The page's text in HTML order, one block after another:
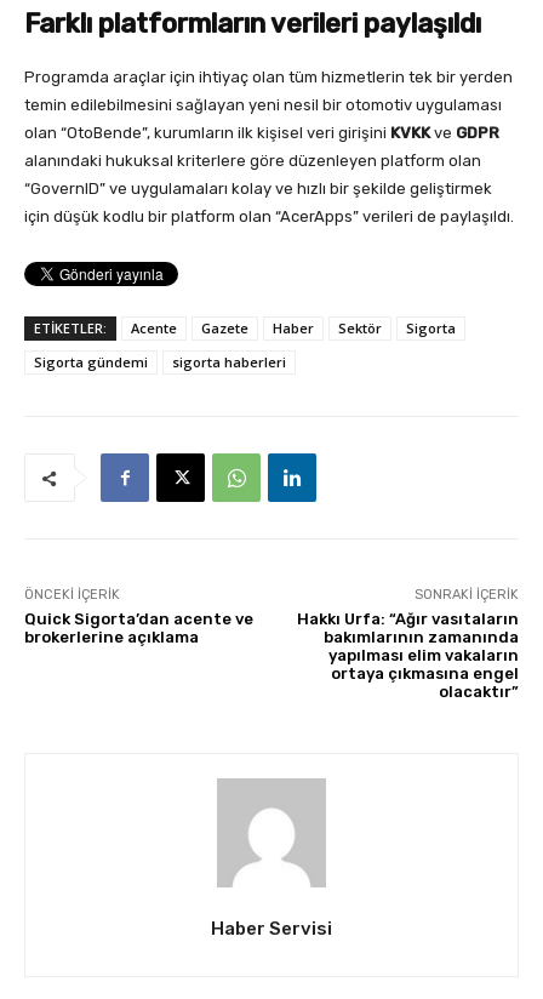
Farklı platformların verileri paylaşıldı
Programda araçlar için ihtiyaç olan tüm hizmetlerin tek bir yerden
temin edilebilmesini sağlayan yeni nesil bir otomotiv uygulaması
olan “OtoBende”, kurumların ilk kişisel veri girişini KVKKve GDPR
alanındaki hukuksal kriterlere göre düzenleyen platform olan
“GovernID” ve uygulamaları kolay ve hızlı bir şekilde geliştirmek
için düşük kodlu bir platform olan “AcerApps” verileri de paylaşıldı.
ETİKETLER: Acente Gazete Haber Sektör
Sigorta
Sigorta gündemi
sigorta haberleri
ÖNCEKI İÇERIK
Quick Sigorta’dan acente ve
brokerlerine açıklama
SONRAKI İÇERIK
Hakkı Urfa: “Ağır vasıtaların
bakımlarının zamanında
yapılması elim vakaların
ortaya çıkmasına engel
olacaktır”
Haber Servisi